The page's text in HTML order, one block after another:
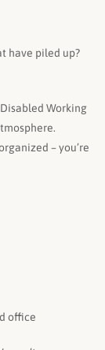
have piled up?
Working
– you’re
office